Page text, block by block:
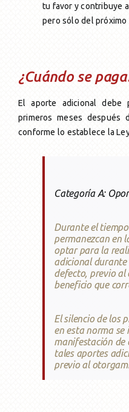
tu favor y contribuye
pero sólo del próximo
¿Cuándo se
El aporte adicional debe
primeros meses después
conforme lo establece la
Categoría A:
Durante el
permanezcan en
optar para la
adicional durante
defecto, previo
beneficio que
El silencio de los
en esta norma
manifestación de
tales aportes
previo al